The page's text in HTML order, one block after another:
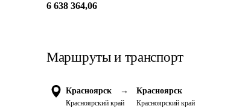
6 638 364,06
Маршруты и транспорт
Красноярск →
Красноярский край
Красноярск
Красноярский край